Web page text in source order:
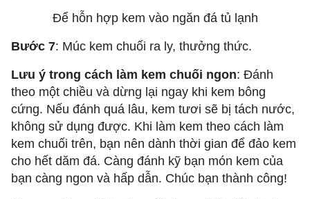
Để hỗn hợp kem vào ngăn đá tủ lạnh
Bước 7: Múc kem chuối ra ly, thưởng thức.
Lưu ý trong cách làm kem chuối ngon: Đánh
theo một chiều và dừng lại ngay khi kem bông
cứng. Nếu đánh quá lâu, kem tươi sẽ bị tách nước,
không sử dụng được. Khi làm kem theo cách làm
kem chuối trên, bạn nên dành thời gian để đảo kem
cho hết dăm đá. Càng đánh kỹ bạn món kem của
bạn càng ngon và hấp dẫn. Chúc bạn thành công!